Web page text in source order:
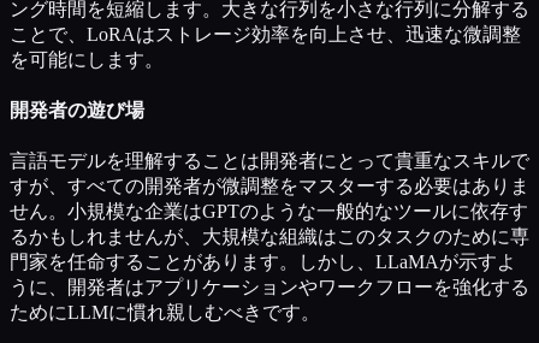
ング時間を短縮します。大きな行列を小さな行列に分解する
ことで、LoRAはストレージ効率を向上させ、迅速な微調整
を可能にします。
開発者の遊び場
言語モデルを理解することは開発者にとって貴重なスキルで
すが、すべての開発者が微調整をマスターする必要はありま
せん。小規模な企業はGPTのような一般的なツールに依存す
るかもしれませんが、大規模な組織はこのタスクのために専
門家を任命することがあります。しかし、LLaMAが示すよ
うに、開発者はアプリケーションやワークフローを強化する
ためにLLMに慣れ親しむべきです。